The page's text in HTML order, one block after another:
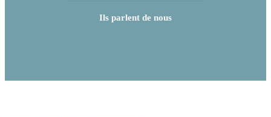
Ils parlent de nous